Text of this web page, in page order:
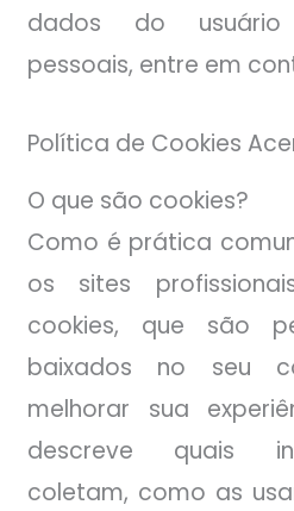
dados do
pessoais, entre em
Política de Cookies
O que são cookies?
Como é prática
os sites
cookies, que são
baixados no seu
melhorar sua
descreve quais
coletam, como as